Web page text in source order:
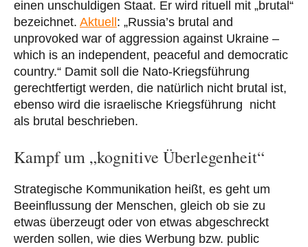
einen unschuldigen Staat. Er wird rituell mit „brutal“
bezeichnet. Aktuell : „Russia’s brutal and
unprovoked war of aggression against Ukraine –
which is an independent, peaceful and democratic
country.“ Damit soll die Nato-Kriegsführung
gerechtfertigt werden, die natürlich nicht brutal ist,
ebenso wird die israelische Kriegsführung nicht
als brutal beschrieben.
Kampf um „kognitive Überlegenheit“
Strategische Kommunikation heißt, es geht um
Beeinflussung der Menschen, gleich ob sie zu
etwas überzeugt oder von etwas abgeschreckt
werden sollen, wie dies Werbung bzw. public